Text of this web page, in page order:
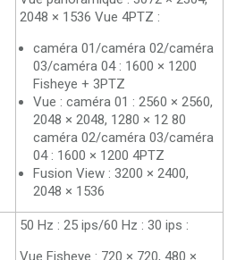
2048 × 1536 Vue 4PTZ :
caméra 01/caméra 02/caméra
03/caméra 04 : 1600 × 1200
Fisheye + 3PTZ
Vue : caméra 01 : 2560 × 2560,
2048 × 2048, 1280 × 12 80
caméra 02/caméra 03/caméra
04 : 1600 × 1200 4PTZ
Fusion View : 3200 × 2400,
2048 × 1536
50 Hz : 25 ips/60 Hz : 30 ips :
Vue Fisheye : 720 × 720, 480 ×